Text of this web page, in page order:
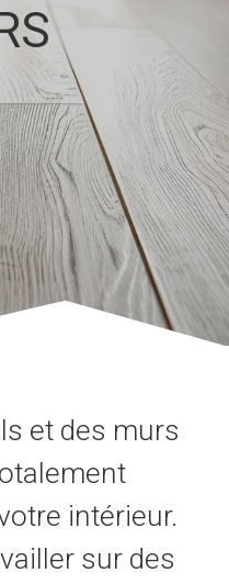
et des murs
intérieur.
sur des